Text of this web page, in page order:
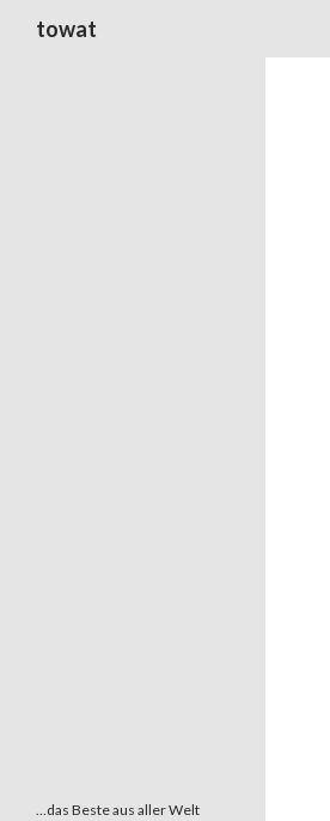
towat
…das Beste aus aller Welt